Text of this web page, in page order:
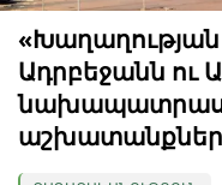
«Խաղաղության
Ադրբեջանն ու